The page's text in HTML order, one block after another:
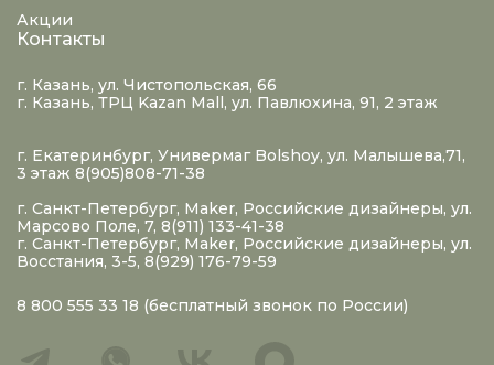
Акции
Контакты
г. Казань, ул. Чистопольская, 66
г. Казань, ТРЦ Kazan Mall, ул. Павлюхина, 91, 2 этаж
г. Екатеринбург, Универмаг Bolshoy, ул. Малышева,71,
3 этаж 8(905)808-71-38
г. Санкт-Петербург, Maker, Российские дизайнеры, ул.
Марсово Поле, 7, 8(911) 133-41-38
г. Санкт-Петербург, Maker, Российские дизайнеры, ул.
Восстания, 3-5, 8(929) 176-79-59
8 800 555 33 18 (бесплатный звонок по России)